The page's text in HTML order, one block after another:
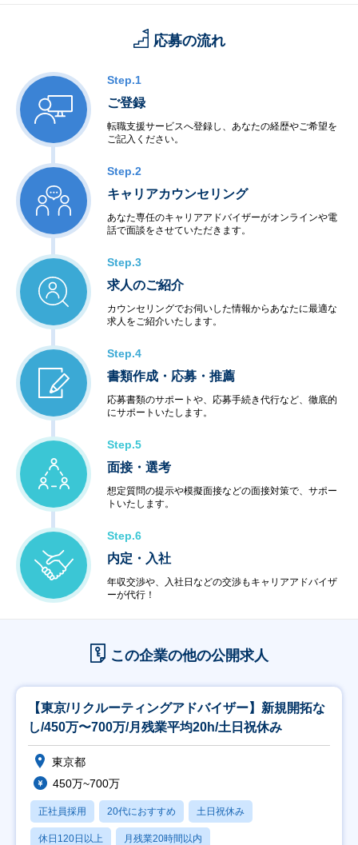
応募の流れ
Step.1
ご登録
転職支援サービスへ登録し、あなたの経歴やご希望を
ご記入ください。
Step.2
キャリアカウンセリング
あなた専任のキャリアアドバイザーがオンラインや電
話で面談をさせていただきます。
Step.3
求人のご紹介
カウンセリングでお伺いした情報からあなたに最適な
求人をご紹介いたします。
Step.4
書類作成・応募・推薦
応募書類のサポートや、応募手続き代行など、徹底的
にサポートいたします。
Step.5
面接・選考
想定質問の提示や模擬面接などの面接対策で、サポー
トいたします。
Step.6
内定・入社
年収交渉や、入社日などの交渉もキャリアアドバイザ
ーが代行！
この企業の他の公開求人
【東京/リクルーティングアドバイザー】新規開拓な
し/450万〜700万/月残業平均20h/土日祝休み
東京都
450万~700万
正社員採用 20代におすすめ 土日祝休み
休日120日以上 月残業20時間以内